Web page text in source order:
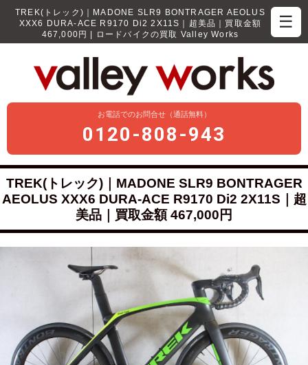
☰
TREK(トレック)｜MADONE SLR9 BONTRAGER AEOLUS
XXX6 DURA-ACE R9170 Di2 2X11S｜超美品｜買取金額
467,000円 | ロードバイクの買取 Valley Works
お電話でのお問合せ（通話無料）
0120-808-943
TREK(トレック)｜MADONE SLR9 BONTRAGER
AEOLUS XXX6 DURA-ACE R9170 Di2 2X11S｜超
美品｜買取金額 467,000円